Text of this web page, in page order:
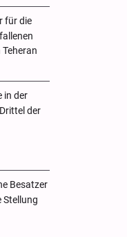
für die
in der
der
Besatzer
Stellung